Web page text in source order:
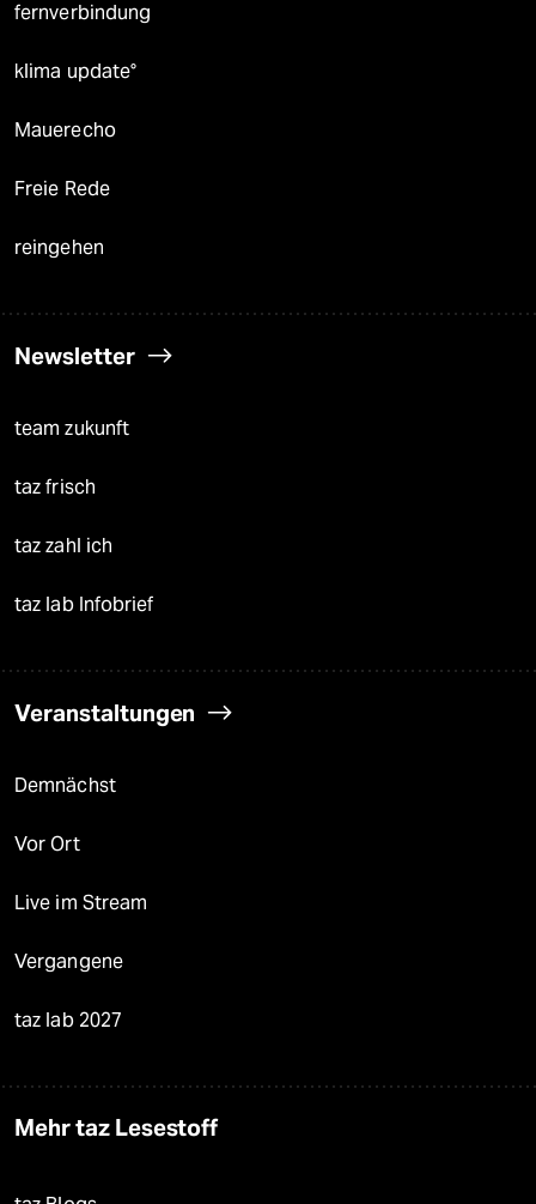
fernverbindung
klima update°
Mauerecho
Freie Rede
reingehen
Newsletter
team zukunft
taz frisch
taz zahl ich
taz lab Infobrief
Veranstaltungen
Demnächst
Vor Ort
Live im Stream
Vergangene
taz lab 2027
Mehr taz Lesestoff